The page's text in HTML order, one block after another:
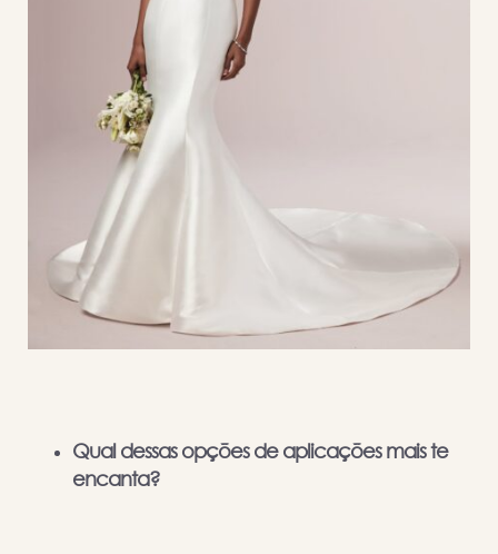
Qual dessas opções de aplicações mais te
encanta?